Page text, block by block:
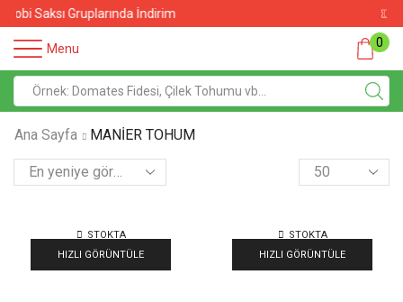
Sebze Fidelerinde İndirim
Menu 0
Ana Sayfa MANİER TOHUM
STOKTA
YOK
HIZLI GÖRÜNTÜLE
STOKTA
YOK
HIZLI GÖRÜNTÜLE